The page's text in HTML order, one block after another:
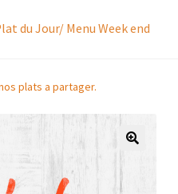
du Jour/ Menu Week end
plats a partager.